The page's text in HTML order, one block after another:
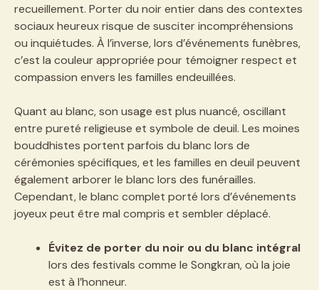
recueillement. Porter du noir entier dans des contextes
sociaux heureux risque de susciter incompréhensions
ou inquiétudes. À l’inverse, lors d’événements funèbres,
c’est la couleur appropriée pour témoigner respect et
compassion envers les familles endeuillées.
Quant au blanc, son usage est plus nuancé, oscillant
entre pureté religieuse et symbole de deuil. Les moines
bouddhistes portent parfois du blanc lors de
cérémonies spécifiques, et les familles en deuil peuvent
également arborer le blanc lors des funérailles.
Cependant, le blanc complet porté lors d’événements
joyeux peut être mal compris et sembler déplacé.
Évitez de porter du noir ou du blanc intégral
lors des festivals comme le Songkran, où la joie
est à l’honneur.